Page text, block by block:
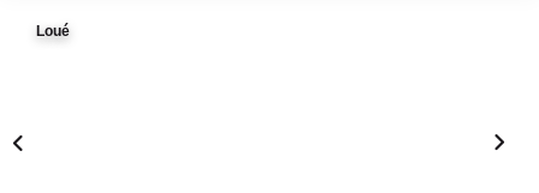
Loué